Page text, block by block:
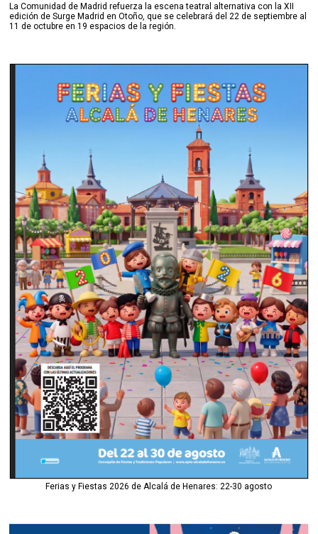
La Comunidad de Madrid refuerza la escena teatral alternativa con la XII
edición de Surge Madrid en Otoño, que se celebrará del 22 de septiembre al
11 de octubre en 19 espacios de la región.
Ferias y Fiestas 2026 de Alcalá de Henares: 22-30 agosto